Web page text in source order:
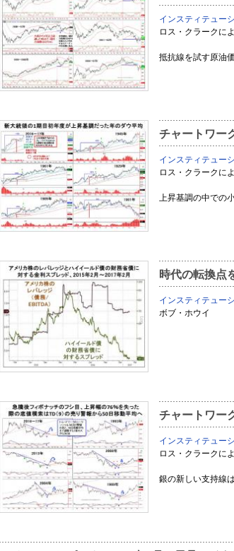
インスティテュー
ロス・クラークに
抵抗線を試す原油
チャートワ
インスティテュー
ロス・クラークに
上昇基調の中での
時代の転換点
インスティテュー
ボブ・ホウイ
チャートワ
インスティテュー
ロス・クラークに
銀の新しい支持線